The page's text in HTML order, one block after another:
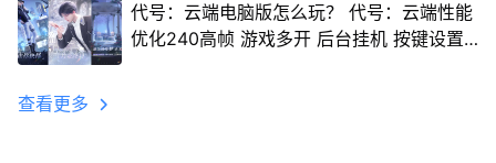
代号：云端电脑版怎么玩？ 代号：云端性能
优化240高帧 游戏多开 后台挂机 按键设置
查看更多